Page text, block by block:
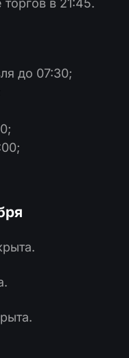
в 21:45.
до 07:30;